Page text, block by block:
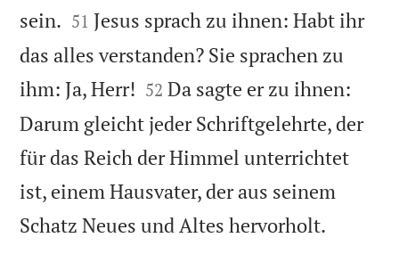
sein. 

51 Jesus sprach zu ihnen: Habt ihr
das alles verstanden? Sie sprachen zu
ihm: Ja, Herr! 

52 Da sagte er zu ihnen:
Darum gleicht jeder Schriftgelehrte, der
für das Reich der Himmel unterrichtet
ist, einem Hausvater, der aus seinem
Schatz Neues und Altes hervorholt.